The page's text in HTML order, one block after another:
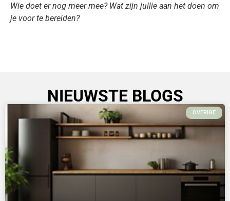
Wie doet er nog meer mee? Wat zijn jullie aan het doen om
je voor te bereiden?
NIEUWSTE BLOGS
OVERIGE